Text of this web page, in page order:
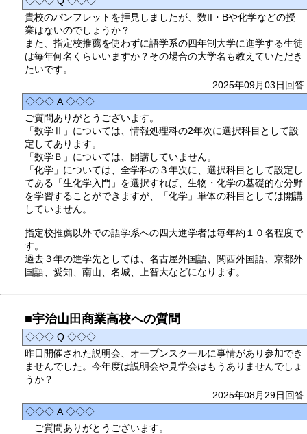
貴校のパンフレットを拝見しましたが、数II・Bや化学などの授
業はないのでしょうか？
また、指定校推薦を使わずに語学系の四年制大学に進学する生徒
は毎年何名くらいいますか？その場合の大学名も教えていただき
たいです。
2025年09月03日回答
◇◇◇ A ◇◇◇
ご質問ありがとうございます。
「数学Ⅱ」については、情報処理科の2年次に選択科目として設
定してあります。
「数学Ｂ」については、開講していません。
「化学」については、全学科の３年次に、選択科目として設定し
てある「生化学入門」を選択すれば、生物・化学の基礎的な分野
を学習することができますが、「化学」単体の科目としては開講
していません。
指定校推薦以外での語学系への四大進学者は毎年約１０名程度で
す。
過去３年の進学先としては、名古屋外国語、関西外国語、京都外
国語、愛知、南山、名城、上智大などになります。
■宇治山田商業高校への質問
◇◇◇ Q ◇◇◇
昨日開催された説明会、オープンスクールに事情があり参加でき
ませんでした。今年度は説明会や見学会はもうありませんでしょ
うか？
2025年08月29日回答
◇◇◇ A ◇◇◇
ご質問ありがとうございます。